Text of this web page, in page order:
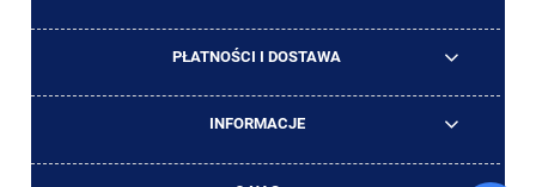
PŁATNOŚCI I DOSTAWA
INFORMACJE